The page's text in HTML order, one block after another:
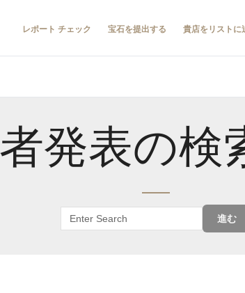
レポート チェック 宝石を提出する 貴店をリストに
発表の検
進む